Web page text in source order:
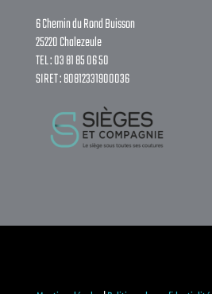
6 Chemin du Rond Buisson
25220 Chalezeule
TEL : 03 81 85 06 50
SIRET : 80812331900036